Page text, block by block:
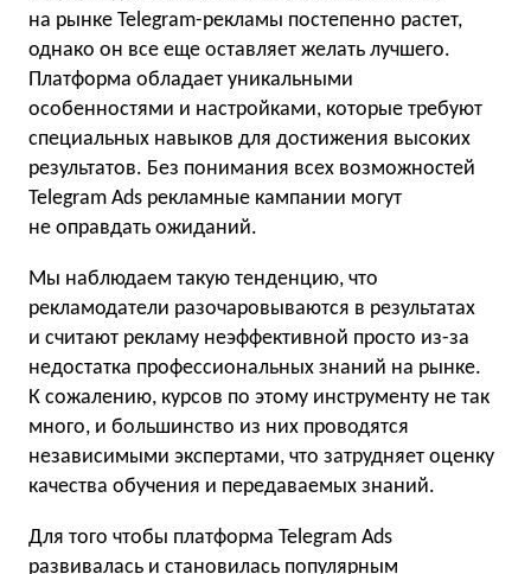
на рынке Telegram-рекламы постепенно растет,
однако он все еще оставляет желать лучшего.
Платформа обладает уникальными
особенностями и настройками, которые требуют
специальных навыков для достижения высоких
результатов. Без понимания всех возможностей
Telegram Ads рекламные кампании могут
не оправдать ожиданий.
Мы наблюдаем такую тенденцию, что
рекламодатели разочаровываются в результатах
и считают рекламу неэффективной просто из-за
недостатка профессиональных знаний на рынке.
К сожалению, курсов по этому инструменту не так
много, и большинство из них проводятся
независимыми экспертами, что затрудняет оценку
качества обучения и передаваемых знаний.
Для того чтобы платформа Telegram Ads
развивалась и становилась популярным